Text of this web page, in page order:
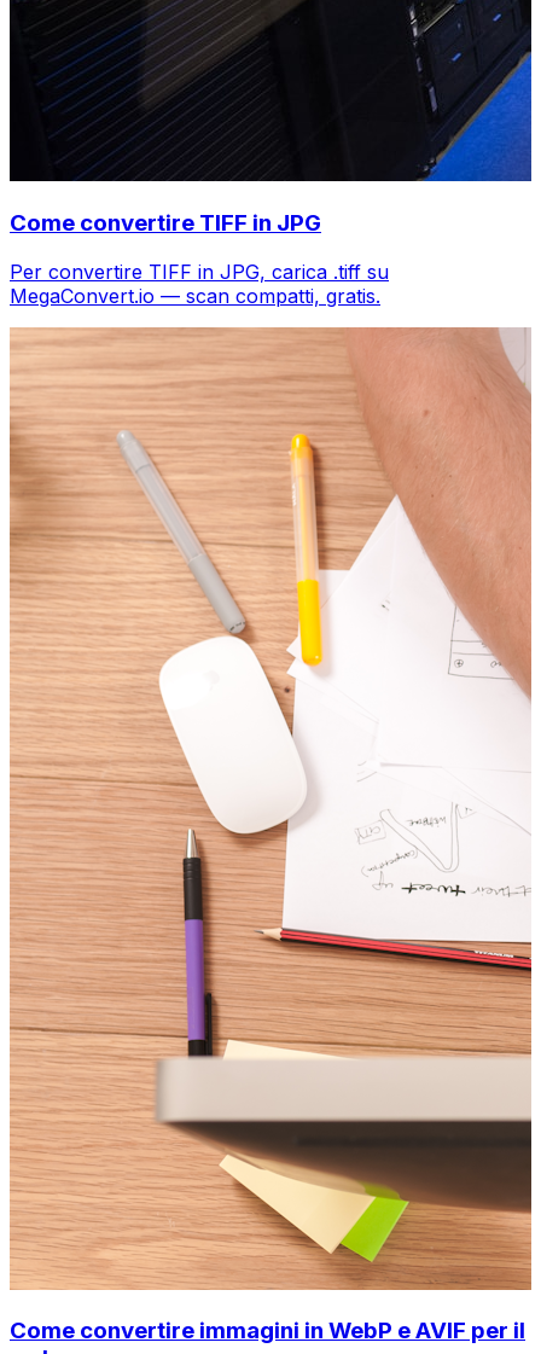
Come convertire TIFF in JPG
Per convertire TIFF in JPG, carica .tiff su
MegaConvert.io — scan compatti, gratis.
Come convertire immagini in WebP e AVIF per il